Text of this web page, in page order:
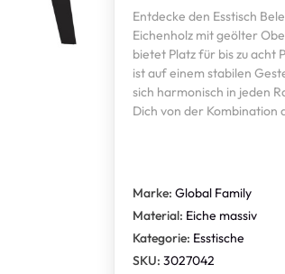
Entdecke den Esstisch
Eichenholz mit geölter
bietet Platz für bis zu acht
ist auf einem stabilen
sich harmonisch in jeden
Dich von der Kombination
Marke: Global Family
Material: Eiche massiv
Kategorie: Esstische
SKU: 3027042